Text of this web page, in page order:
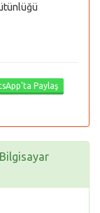
Paylaş